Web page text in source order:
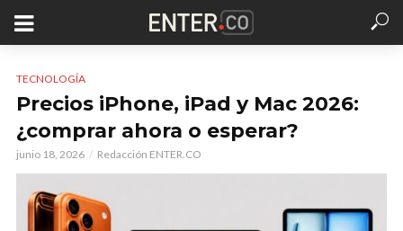
TECNOLOGÍA
Precios iPhone, iPad y Mac 2026:
¿comprar ahora o esperar?
junio 18, 2026 Redacción ENTER.CO